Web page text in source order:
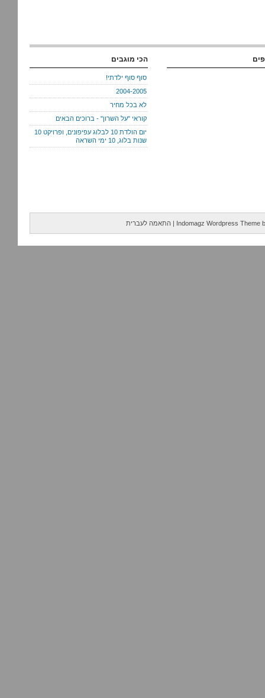
הכי מוגבים
סוף סוף ילדתי!
2004-2005
לא בכל מחיר
קוראי "על השרון" - ברוכים הבאים
יום הולדת 10 לבלוג עפיפונים, ופרויקט 10
שנות בלוג, 10 ימי השראה
Indomagz Wordpress Theme
| התאמה לעברית